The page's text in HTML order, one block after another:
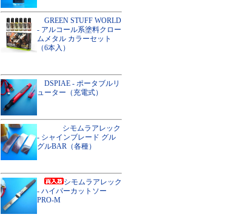
GREEN STUFF WORLD
- アルコール系塗料クロー
ムメタル カラーセット
（6本入）
DSPIAE - ポータブルリ
ューター（充電式）
シモムラアレック
- シャインブレード グル
グルBAR（各種）
シモムラアレック
- ハイパーカットソー
PRO-M